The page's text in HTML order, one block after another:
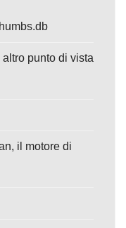
punto di vista
il motore di